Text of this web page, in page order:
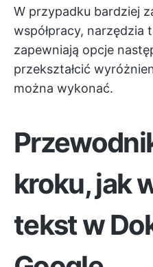
W przypadku bardziej
współpracy, narzędzia
zapewniają opcje
przekształcić
można wykonać.
kroku, jak
tekst w